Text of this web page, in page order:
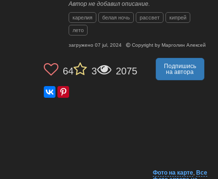
Автор не добавил описание.
карелия белая ночь рассвет кипрей
лето
загружено 07 jul, 2024 Copyright by Марголин Алексей
64 3 2075
Подпишись
на автора
Фото на карте, Все